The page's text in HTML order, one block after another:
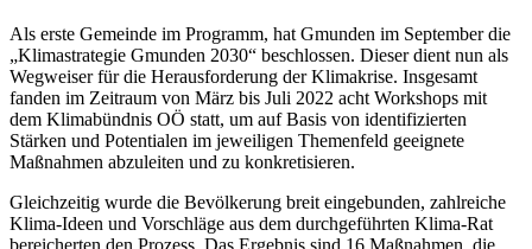
Als erste Gemeinde im Programm, hat Gmunden im September die
„Klimastrategie Gmunden 2030“ beschlossen. Dieser dient nun als
Wegweiser für die Herausforderung der Klimakrise. Insgesamt
fanden im Zeitraum von März bis Juli 2022 acht Workshops mit
dem Klimabündnis OÖ statt, um auf Basis von identifizierten
Stärken und Potentialen im jeweiligen Themenfeld geeignete
Maßnahmen abzuleiten und zu konkretisieren.
Gleichzeitig wurde die Bevölkerung breit eingebunden, zahlreiche
Klima-Ideen und Vorschläge aus dem durchgeführten Klima-Rat
bereicherten den Prozess. Das Ergebnis sind 16 Maßnahmen, die